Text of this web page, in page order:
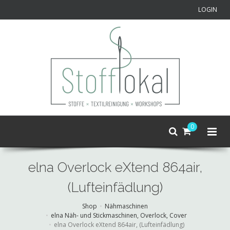
LOGIN
0
elna Overlock eXtend 864air,
(Lufteinfädlung)
Shop
Nähmaschinen
elna Näh- und Stickmaschinen, Overlock, Cover
elna Overlock eXtend 864air, (Lufteinfädlung)